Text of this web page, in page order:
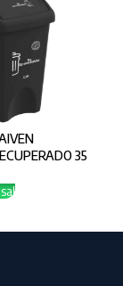
35